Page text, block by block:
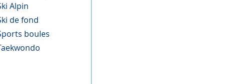
Alpin
de fond
boules